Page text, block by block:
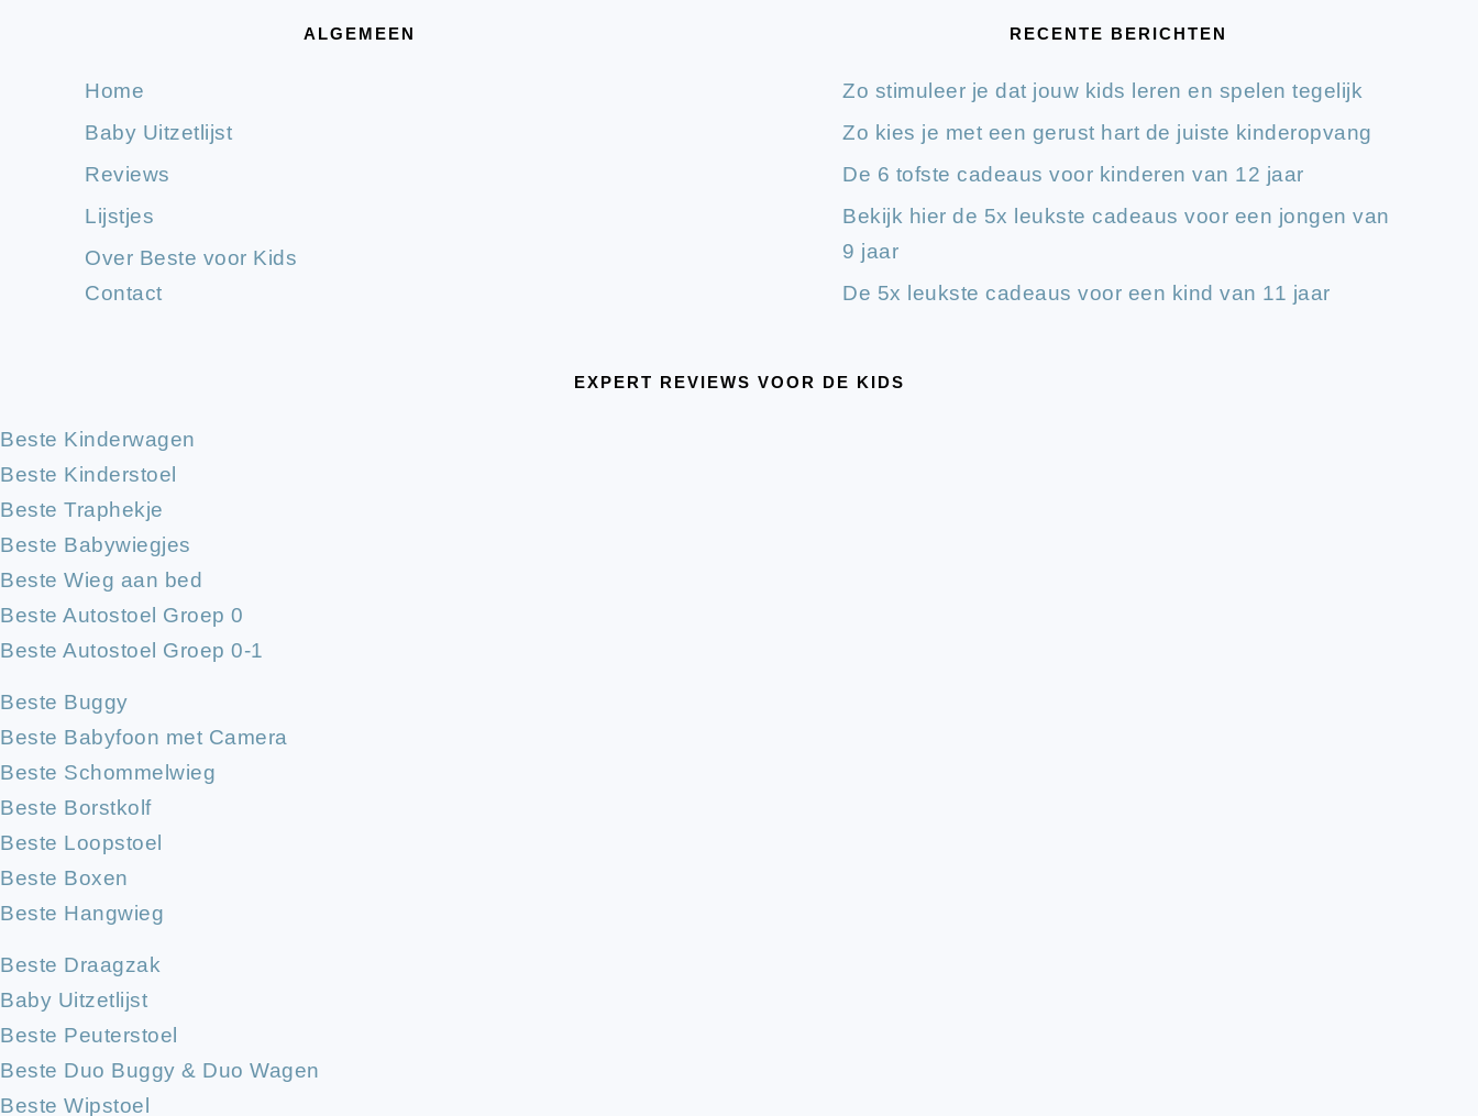
ALGEMEEN
Home
Baby Uitzetlijst
Reviews
Lijstjes
Over Beste voor Kids
Contact
RECENTE BERICHTEN
Zo stimuleer je dat jouw kids leren en spelen tegelijk
Zo kies je met een gerust hart de juiste kinderopvang
De 6 tofste cadeaus voor kinderen van 12 jaar
Bekijk hier de 5x leukste cadeaus voor een jongen van
9 jaar
De 5x leukste cadeaus voor een kind van 11 jaar
EXPERT REVIEWS VOOR DE KIDS
Beste Kinderwagen
Beste Kinderstoel
Beste Traphekje
Beste Babywiegjes
Beste Wieg aan bed
Beste Autostoel Groep 0
Beste Autostoel Groep 0-1
Beste Buggy
Beste Babyfoon met Camera
Beste Schommelwieg
Beste Borstkolf
Beste Loopstoel
Beste Boxen
Beste Hangwieg
Beste Draagzak
Baby Uitzetlijst
Beste Peuterstoel
Beste Duo Buggy & Duo Wagen
Beste Wipstoel